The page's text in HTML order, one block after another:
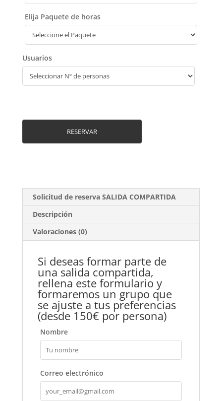
Elija Paquete de horas
Usuarios
RESERVAR
Solicitud de reserva SALIDA COMPARTIDA
Descripción
Valoraciones (0)
Si deseas formar parte de
una salida compartida,
rellena este formulario y
formaremos un grupo que
se ajuste a tus preferencias
(desde 150€ por persona)
Nombre
Correo electrónico